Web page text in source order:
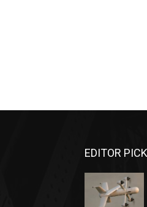
EDITOR